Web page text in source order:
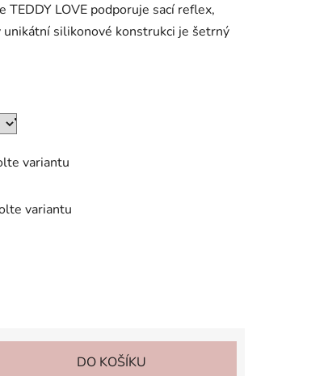
TEDDY LOVE podporuje sací reflex,
unikátní silikonové konstrukci je šetrný
variantu
variantu
DO KOŠÍKU